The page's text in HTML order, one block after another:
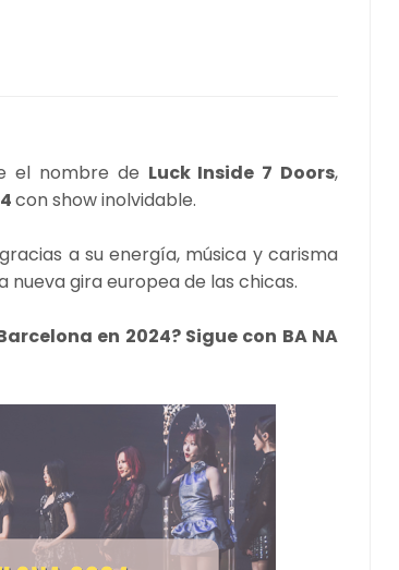
el nombre de Luck Inside 7 Doors,
con show inolvidable.
gracias a su energía, música y carisma
gira europea de las chicas.
en 2024? Sigue con BA NA